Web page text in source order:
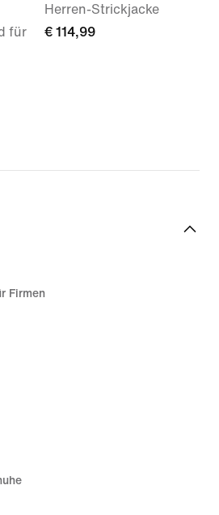
für
Herren-Strickjacke
€ 114,99
Firmen